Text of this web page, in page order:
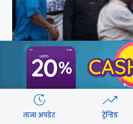
पर्वतारोही पुरबहादुर
ताजा अपडेट ट्रेन्डिङ